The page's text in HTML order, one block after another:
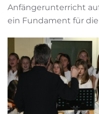
Anfängerunterricht
ein Fundament für